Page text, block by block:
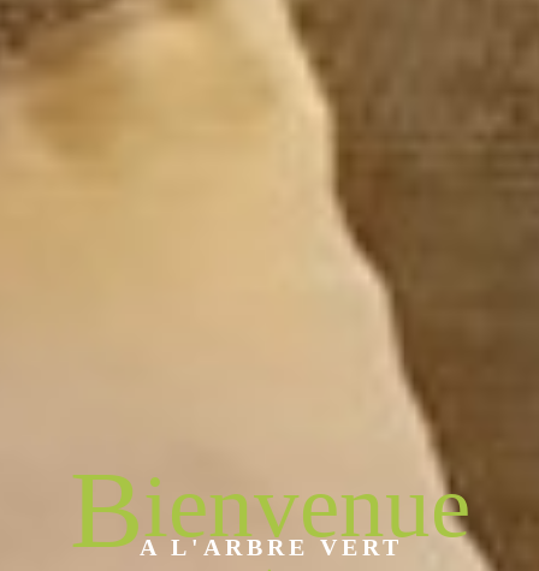
B
ienvenue
A L'ARBRE VERT